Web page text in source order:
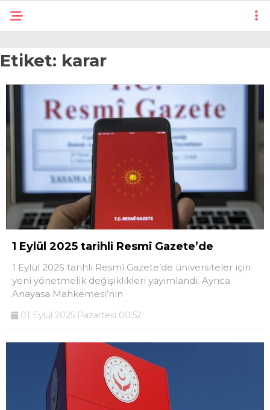
Etiket: karar
1 Eylül 2025 tarihli Resmî Gazete’de
1 Eylül 2025 tarihli Resmî Gazete’de üniversiteler için
yeni yönetmelik değişiklikleri yayımlandı. Ayrıca
Anayasa Mahkemesi’nin
01 Eylül 2025 Pazartesi 00:52